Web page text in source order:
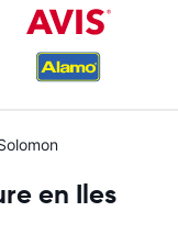
en Iles